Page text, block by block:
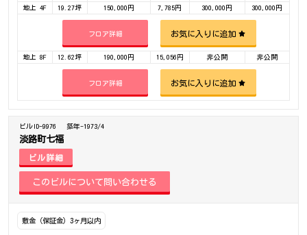
地上 4F
19.27坪 150,000円 7,785円 300,000円 300,000円
フロア詳細 お気に入りに追加
地上 8F 12.62坪 190,000円 15,056円 非公開 非公開
フロア詳細 お気に入りに追加
ビルID-9976 築年-1973/4
淡路町七福
ビル詳細
敷金（保証金）3ヶ月以内